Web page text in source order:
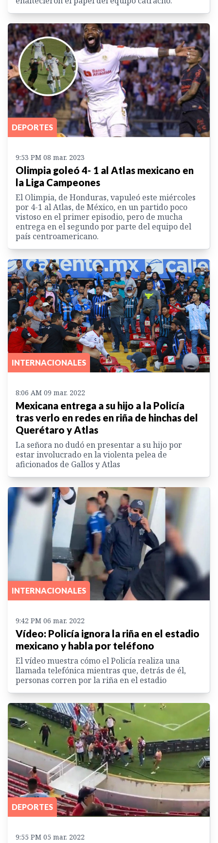
DEPORTES
9:53 PM 08 mar. 2023
Olimpia goleó 4- 1 al Atlas mexicano en
la Liga Campeones
El Olimpia, de Honduras, vapuleó este miércoles
por 4-1 al Atlas, de México, en un partido poco
vistoso en el primer episodio, pero de mucha
entrega en el segundo por parte del equipo del
país centroamericano.
INTERNACIONALES
8:06 AM 09 mar. 2022
Mexicana entrega a su hijo a la Policía
tras verlo en redes en riña de hinchas del
Querétaro y Atlas
La señora no dudó en presentar a su hijo por
estar involucrado en la violenta pelea de
aficionados de Gallos y Atlas
INTERNACIONALES
9:42 PM 06 mar. 2022
Vídeo: Policía ignora la riña en el estadio
mexicano y habla por teléfono
El vídeo muestra cómo el Policía realiza una
llamada telefónica mientras que, detrás de él,
personas corren por la riña en el estadio
DEPORTES
9:55 PM 05 mar. 2022